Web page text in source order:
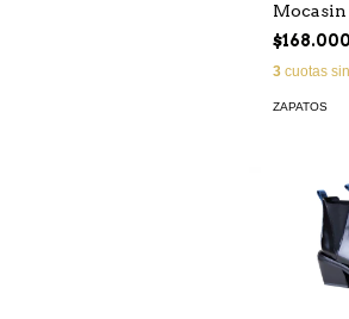
$168.000
3 cuotas
ZAPATOS